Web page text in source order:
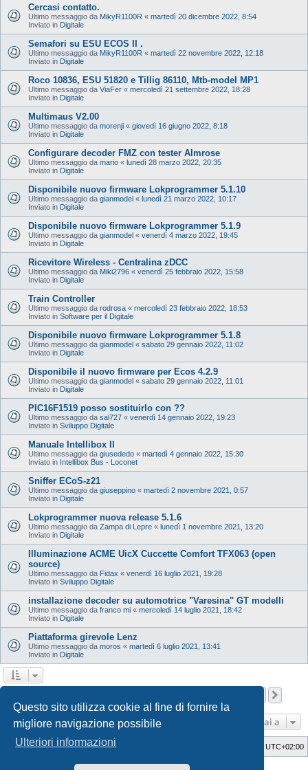
Questo sito utilizza cookie al fine di fornire la
migliore navigazione possibile
Ulteriori informazioni
Cercasi contatto.
Ultimo messaggio da MikyR1100R « martedì 20 dicembre 2022, 8:54
Inviato in Digitale
Semafori su ESU ECOS II .
Ultimo messaggio da MikyR1100R « martedì 22 novembre 2022, 12:18
Inviato in Digitale
Roco 10836, ESU 51820 e Tillig 86110, Mtb-model MP1
Ultimo messaggio da ViaFer « mercoledì 21 settembre 2022, 18:28
Inviato in Digitale
Multimaus V2.00
Ultimo messaggio da morenji « giovedì 16 giugno 2022, 8:18
Inviato in Digitale
Configurare decoder FMZ con tester Almrose
Ultimo messaggio da mario « lunedì 28 marzo 2022, 20:35
Inviato in Digitale
Disponibile nuovo firmware Lokprogrammer 5.1.10
Ultimo messaggio da gianmodel « lunedì 21 marzo 2022, 10:17
Inviato in Digitale
Disponibile nuovo firmware Lokprogrammer 5.1.9
Ultimo messaggio da gianmodel « venerdì 4 marzo 2022, 19:45
Inviato in Digitale
Ricevitore Wireless - Centralina zDCC
Ultimo messaggio da Miki2796 « venerdì 25 febbraio 2022, 15:58
Inviato in Digitale
Train Controller
Ultimo messaggio da rodrosa « mercoledì 23 febbraio 2022, 18:53
Inviato in Software per il Digitale
Disponibile nuovo firmware Lokprogrammer 5.1.8
Ultimo messaggio da gianmodel « sabato 29 gennaio 2022, 11:02
Inviato in Digitale
Disponibile il nuovo firmware per Ecos 4.2.9
Ultimo messaggio da gianmodel « sabato 29 gennaio 2022, 11:01
Inviato in Digitale
PIC16F1519 posso sostituirlo con ??
Ultimo messaggio da sal727 « venerdì 14 gennaio 2022, 19:23
Inviato in Sviluppo Digitale
Manuale Intellibox II
Ultimo messaggio da giusededo « martedì 4 gennaio 2022, 15:30
Inviato in Intellibox Bus - Loconet
Sniffer ECoS-z21
Ultimo messaggio da giuseppino « martedì 2 novembre 2021, 0:57
Inviato in Digitale
Lokprogrammer nuova release 5.1.6
Ultimo messaggio da Zampa di Lepre « lunedì 1 novembre 2021, 13:20
Inviato in Digitale
Illuminazione ACME UicX Cuccette Comfort TFX063 (open
source)
Ultimo messaggio da Fidax « venerdì 16 luglio 2021, 19:28
Inviato in Sviluppo Digitale
installazione decoder su automotrice "Varesina" GT modelli
Ultimo messaggio da franco mi « mercoledì 14 luglio 2021, 18:42
Inviato in Digitale
Piattaforma girevole Lenz
Ultimo messaggio da moros « martedì 6 luglio 2021, 13:41
Inviato in Digitale
Vai a
Indice UTC+02:00
GTA game